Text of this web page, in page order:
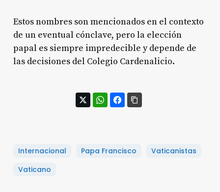
Estos nombres son mencionados en el contexto
de un eventual cónclave, pero la elección
papal es siempre impredecible y depende de
las decisiones del Colegio Cardenalicio.
Internacional Papa Francisco
Vaticanistas
Vaticano